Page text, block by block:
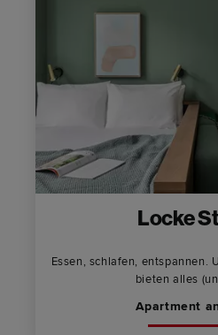
Locke
Essen, schlafen, entspannen.
bieten alles
Apartment